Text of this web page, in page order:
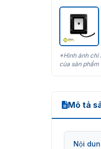
*Hình ảnh chỉ
của sản
Mô tả
Nội